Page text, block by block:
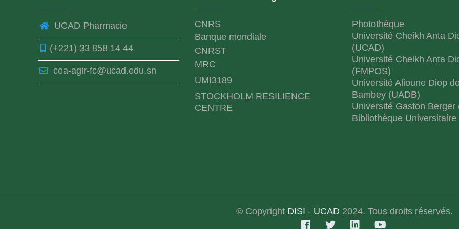
UCAD Pharmacie
(+221) 33 858 14 44
cea-agir-fc@ucad.edu.sn
CNRS
Banque mondiale
CNRST
MRC
UMI3189
STOCKHOLM RESILIENCE
CENTRE
Photothèque
Université Cheikh Anta
(UCAD)
Université Cheikh Anta
(FMPOS)
Université Alioune Diop
Bambey (UADB)
Université Gaston Berger
Bibliothèque Universitaire
© Copyright DISI - UCAD 2024. Tous droits réservés.